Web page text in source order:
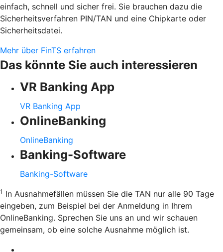
einfach, schnell und sicher frei. Sie brauchen dazu die
Sicherheitsverfahren PIN/TAN und eine Chipkarte oder
Sicherheitsdatei.
Mehr über FinTS erfahren
Das könnte Sie auch interessieren
VR Banking App
VR Banking App
OnlineBanking
OnlineBanking
Banking-Software
Banking-Software
1 In Ausnahmefällen müssen Sie die TAN nur alle 90 Tage
eingeben, zum Beispiel bei der Anmeldung in Ihrem
OnlineBanking. Sprechen Sie uns an und wir schauen
gemeinsam, ob eine solche Ausnahme möglich ist.